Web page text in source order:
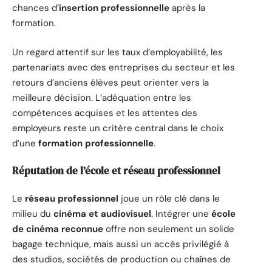
chances d’insertion professionnelle après la
formation.
Un regard attentif sur les taux d’employabilité, les
partenariats avec des entreprises du secteur et les
retours d’anciens élèves peut orienter vers la
meilleure décision. L’adéquation entre les
compétences acquises et les attentes des
employeurs reste un critère central dans le choix
d’une formation professionnelle.
Réputation de l’école et réseau professionnel
Le réseau professionnel joue un rôle clé dans le
milieu du cinéma et audiovisuel. Intégrer une école
de cinéma reconnue offre non seulement un solide
bagage technique, mais aussi un accès privilégié à
des studios, sociétés de production ou chaînes de